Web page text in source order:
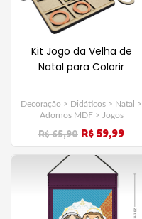
Kit Jogo da Velha de
Natal para Colorir
Decoração > Didáticos > Natal >
Adornos MDF > Jogos
R$ 65,90 R$ 59,99